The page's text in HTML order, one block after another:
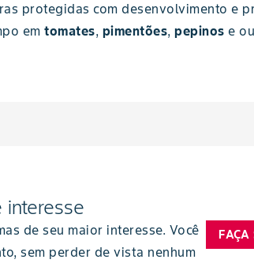
protegidas com desenvolvimento e
em tomates, pimentões, pepinos e
de seu maior interesse. Você
sem perder de vista nenhum
FAÇA